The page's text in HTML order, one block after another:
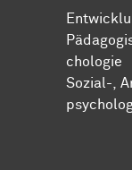
cho­lo­gie
​​​​​​​Sozial-,